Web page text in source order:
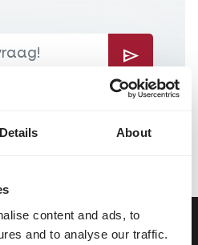
Details About
content and ads, to
and to analyse our traffic.
Send
AI om je zo goed mogelijk te helpen.
gerust contact op via ons